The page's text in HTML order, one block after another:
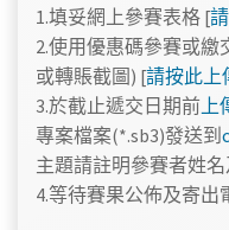
1.填妥網上參賽表格 [
2.使用優惠碼參賽或
或轉賬截圖) [請按此上
3.於截止遞交日期前上
專案檔案(*.sb3)發送到
主題請註明參賽者姓
4.等待賽果公佈及寄出